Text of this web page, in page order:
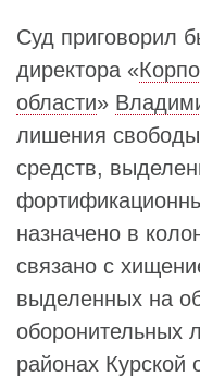
Суд приговорил
директора «
области»
лишения
средств,
назначено в
связано с
выделенных на
оборонительных
районах Курской